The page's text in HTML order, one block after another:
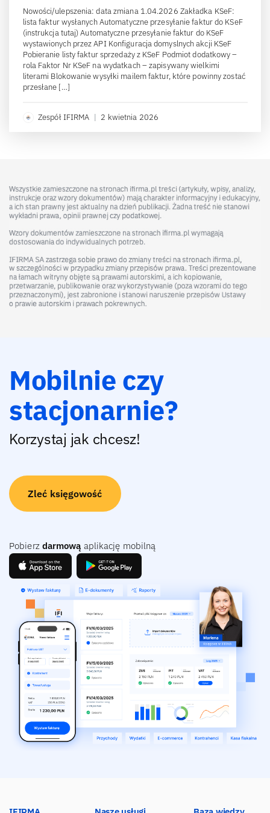
Nowości/ulepszenia: data zmiana 1.04.2026 Zakładka KSeF:
lista faktur wysłanych Automatyczne przesyłanie faktur do KSeF
(instrukcja tutaj) Automatyczne przesyłanie faktur do KSeF
wystawionych przez API Konfiguracja domyslnych akcji KSeF
Pobieranie listy faktur sprzedaży z KSeF Podmiot dodatkowy –
rola Faktor Nr KSeF na wydatkach – zapisywany wielkimi
literami Blokowanie wysyłki mailem faktur, które powinny zostać
przesłane […]
Zespół IFIRMA | 2 kwietnia 2026
Mobilnie czy
stacjonarnie?
Korzystaj jak chcesz!
Zleć księgowość
Pobierz darmową aplikację mobilną